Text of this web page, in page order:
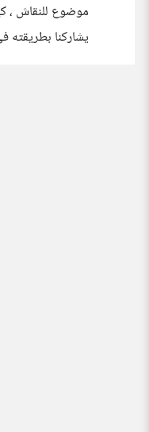
موضوع للنقاش ،
يشاركنا